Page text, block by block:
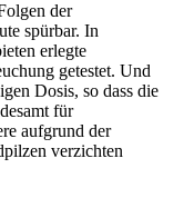
der
spürbar. In
erlegte
getestet. Und
Dosis, so dass die
für
aufgrund der
verzichten